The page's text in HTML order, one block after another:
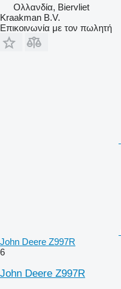
Ολλανδία, Biervliet
Kraakman B.V.
Επικοινωνία με τον πωλητή
John Deere Z997R
6
John Deere Z997R